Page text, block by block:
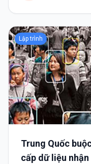
Lập trình
Trung Quốc
cấp dữ liệu